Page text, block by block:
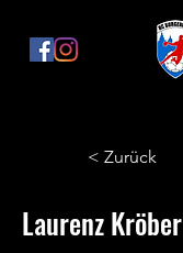
< Zurück
Laurenz Kröber